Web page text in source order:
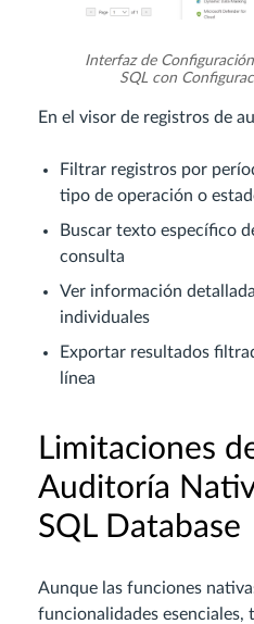
Interfaz de
SQL con
En el visor de registros de
Filtrar registros por
tipo de operación o
Buscar texto específico
consulta
Ver información
individuales
Exportar resultados
línea
Limitaciones
Auditoría
SQL Database
Aunque las funciones
funcionalidades esenciales,